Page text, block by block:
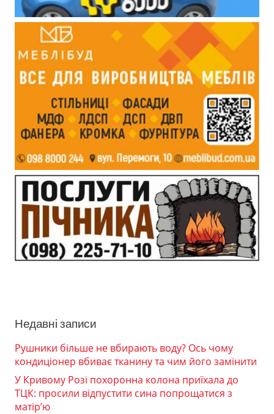
Недавні записи
Рушники більше не вбирають воду? Ось чому
кондиціонер вбиває тканину та чим його замінити
У Кривому Розі похоронна колона приїхала до
ТЦК: просили відпустити сина попрощатися з
матір’ю